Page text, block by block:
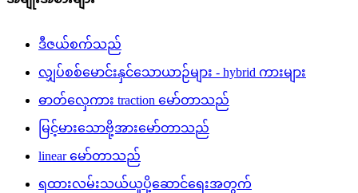
ဒီဇယ်စက်သည်
လျှပ်စစ်မောင်းနှင်သောယာဉ်များ - hybrid ကားများ
ဓာတ်လှေကား traction မော်တာသည်
မြင့်မားသောဗို့အားမော်တာသည်
linear မော်တာသည်
ရထားလမ်းသယ်ယူပို့ဆောင်ရေးအတွက်